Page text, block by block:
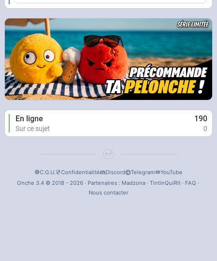
En ligne 190
Sur ce sujet 0
C.G.U. Confidentialité Discord Telegram
YouTube
Onche 3.4 © 2018 - 2026 · Partenaires : Madzona· TintinQuiRit· FAQ ·
Nous contacter